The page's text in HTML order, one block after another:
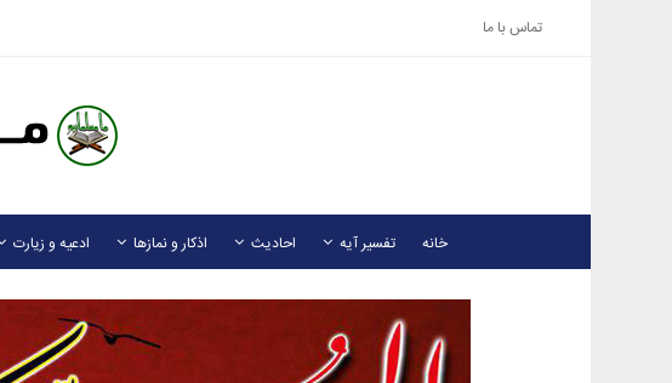
تماس با ما
خانه تفسیر آیه احادیث اذکار و نمازها ادعیه و زیارت